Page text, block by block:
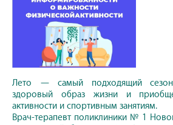
Лето — самый подходящий
здоровый образ жизни и
активности и спортивным занятиям.
Врач-терапевт поликлиники № 1